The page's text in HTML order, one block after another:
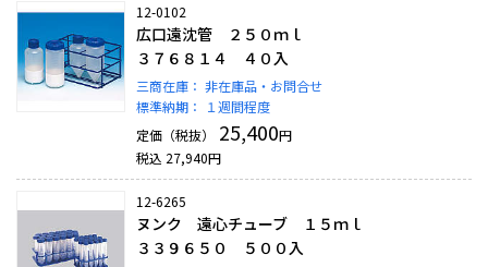
12-0102
広口遠沈管 ２５０ｍｌ
３７６８１４ ４０入
三商在庫： 非在庫品・お問合せ
標準納期：
１週間程度
定価（税抜）
25,400円
税込 27,940円
12-6265
ヌンク 遠心チューブ １５ｍｌ
３３９６５０ ５００入